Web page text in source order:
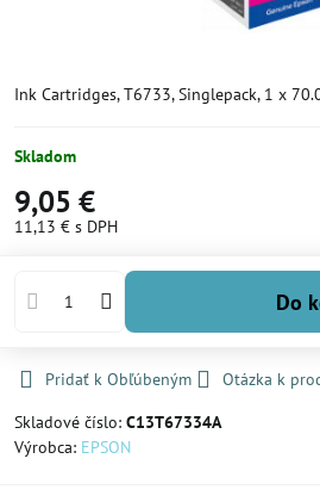
Ink Cartridges, T6733, Singlepack, 1 x
Skladom
9,05 €
11,13 € s DPH
Do
Pridať k Obľúbeným Otázka k
Skladové číslo: C13T67334A
Výrobca: EPSON